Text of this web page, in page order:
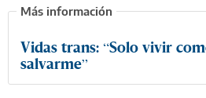
Vidas trans: “Solo vivir
salvarme”